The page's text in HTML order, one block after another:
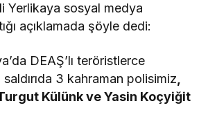
Yerlikaya sosyal medya
açıklamada şöyle dedi:
DEAŞ’lı teröristlerce
3 kahraman polisimiz,
Külünk ve Yasin Koçyiğit